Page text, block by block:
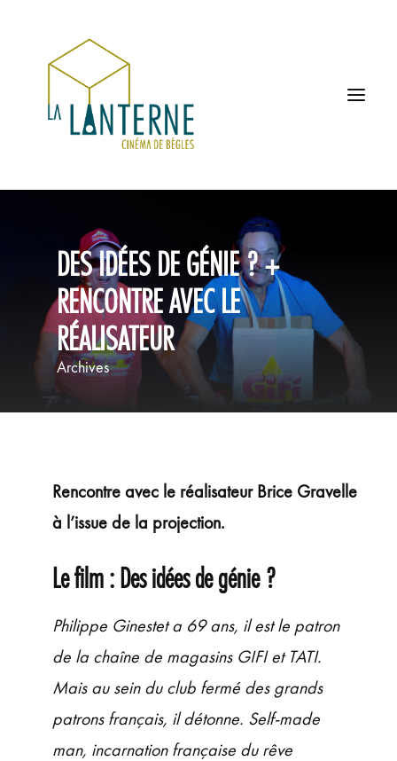
LES HORAIRES
À L’AFFICHE
PROCHAINEMENT
DES IDÉES DE GÉNIE ? +
RENCONTRE AVEC LE
RÉALISATEUR
Archives
Rencontre avec le réalisateur Brice Gravelle
à l’issue de la projection.
Le film : Des idées de génie ?
Philippe Ginestet a 69 ans, il est le patron
de la chaîne de magasins GIFI et TATI.
Mais au sein du club fermé des grands
patrons français, il détonne. Self-made
man, incarnation française du rêve